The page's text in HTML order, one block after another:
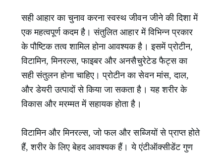
सही आहार का चुनाव करना स्वस्थ जीवन जीने की दिशा में
एक महत्वपूर्ण कदम है। संतुलित आहार में विभिन्न प्रकार
के पौष्टिक तत्व शामिल होना आवश्यक है। इसमें प्रोटीन,
विटामिन, मिनरल्स, फाइबर और अनसैचुरेटेड फैट्स का
सही संतुलन होना चाहिए। प्रोटीन का सेवन मांस, दाल,
और डेयरी उत्पादों से किया जा सकता है। यह शरीर के
विकास और मरम्मत में सहायक होता है।
विटामिन और मिनरल्स, जो फल और सब्जियों से प्राप्त होते
हैं, शरीर के लिए बेहद आवश्यक हैं। ये एंटीऑक्सीडेंट गुण